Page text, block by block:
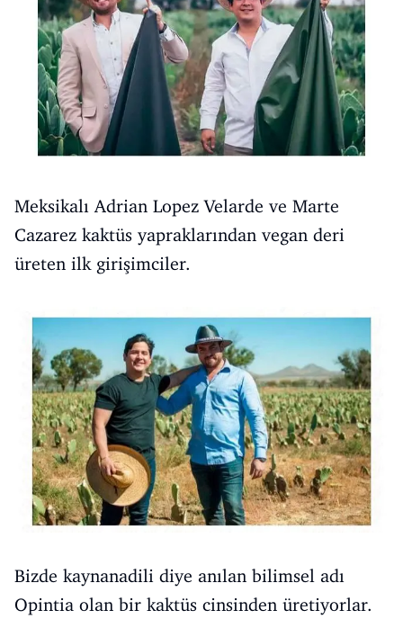
Meksikalı Adrian Lopez Velarde ve Marte
Cazarez kaktüs yapraklarından vegan deri
üreten ilk girişimciler.
Bizde kaynanadili diye anılan bilimsel adı
Opintia olan bir kaktüs cinsinden üretiyorlar.